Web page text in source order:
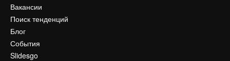
Вакансии
Поиск тенденций
Блог
События
Slidesgo